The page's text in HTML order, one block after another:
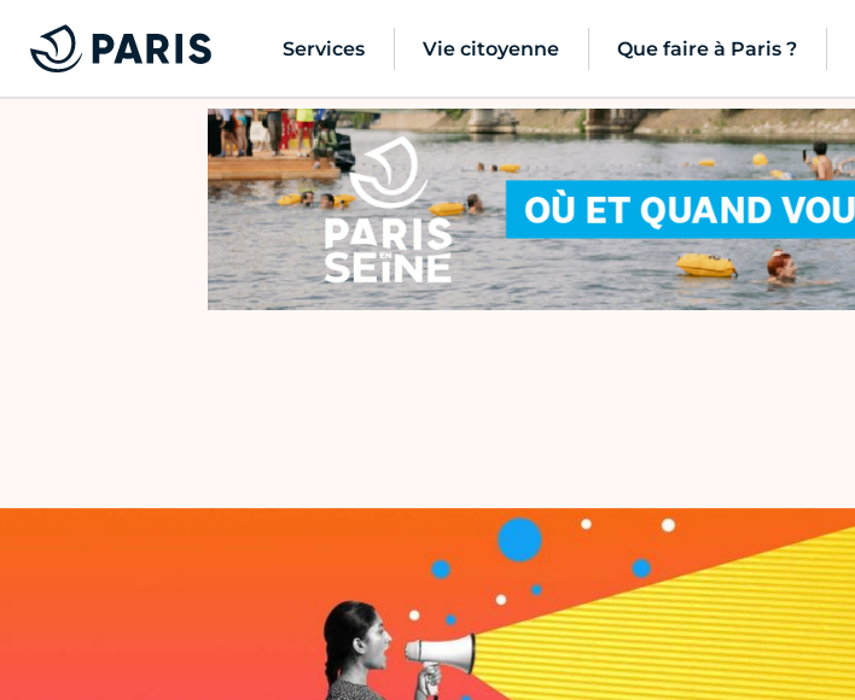
Services Vie citoyenne Que faire à Paris ?